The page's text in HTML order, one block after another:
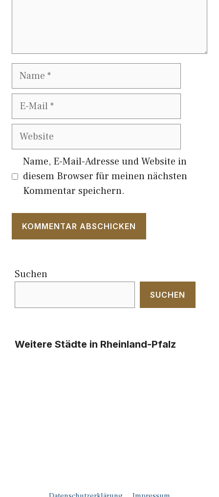
Name
E-
Website
Name, E-Mail-Adresse und Website in
diesem Browser für meinen nächsten
Kommentar speichern.
Suchen
SUCHEN
Weitere Städte in Rheinland-Pfalz